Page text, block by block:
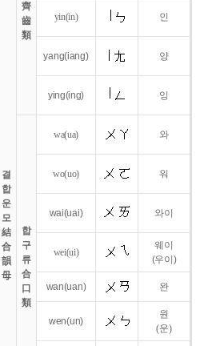
결
합
운
모
結
合
韻
母
齊
齒
類
yin(in) 인
yang(iang) 양
ying(ing) 잉
합
구
류
合
口
類
wa(ua) 와
wo(uo) 워
wai(uai) 와이
wei(ui)
웨이
(우이)
wan(uan) 완
wen(un)
원
(운)